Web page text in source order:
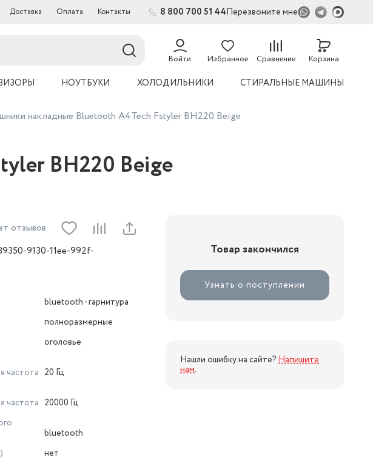
Доставка Оплата Контакты 8 800 700 51 44Перезвоните мне
Войти Избранное Сравнение Корзина
НОУТБУКИ ХОЛОДИЛЬНИКИ СТИРАЛЬНЫЕ МАШИНЫ
накладные Bluetooth A4Tech Fstyler BH220 Beige
BH220 Beige
отзывов
9130-11ee-992f-
bluetooth - гарнитура
полноразмерные
оголовье
частота 20 Гц
частота 20000 Гц
bluetooth
нет
Товар закончился
Узнать о поступлении
Нашли ошибку на сайте? Напишите
нам.